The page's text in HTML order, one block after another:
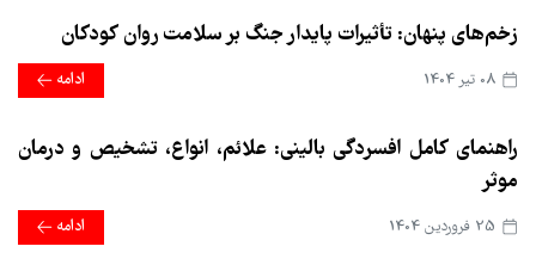
زخم‌های پنهان: تأثیرات پایدار جنگ بر سلامت روان کودکان
ادامه
راهنمای کامل افسردگی بالینی: علائم، انواع، تشخیص و درمان
موثر
ادامه